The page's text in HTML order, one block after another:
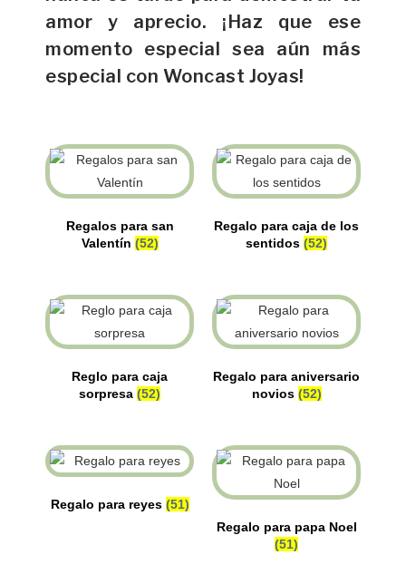
amor y aprecio. ¡Haz que ese
momento especial sea aún más
especial con Woncast Joyas!
Regalos para san
Valentín (52)
Regalo para caja de los
sentidos (52)
Reglo para caja
sorpresa (52)
Regalo para aniversario
novios (52)
Regalo para reyes (51)
Regalo para papa Noel
(51)